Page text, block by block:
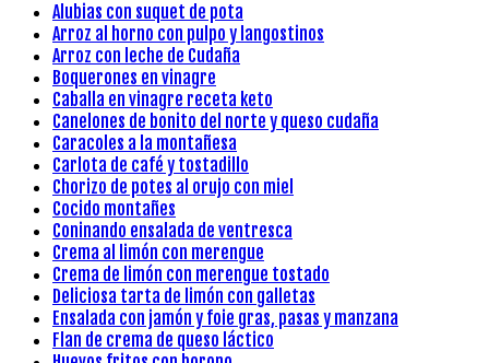
Alubias con suquet de pota
Arroz al horno con pulpo y langostinos
Arroz con leche de Cudaña
Boquerones en vinagre
Caballa en vinagre receta keto
Canelones de bonito del norte y queso cudaña
Caracoles a la montañesa
Carlota de café y tostadillo
Chorizo de potes al orujo con miel
Cocido montañes
Coninando ensalada de ventresca
Crema al limón con merengue
Crema de limón con merengue tostado
Deliciosa tarta de limón con galletas
Ensalada con jamón y foie gras, pasas y manzana
Flan de crema de queso láctico